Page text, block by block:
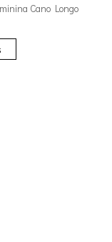
Cano Longo